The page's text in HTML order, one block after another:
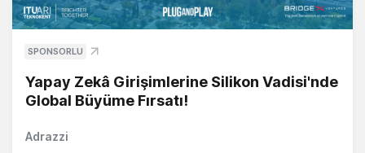
SPONSORLU
Yapay Zekâ Girişimlerine Silikon Vadisi'nde
Global Büyüme Fırsatı!
Adrazzi